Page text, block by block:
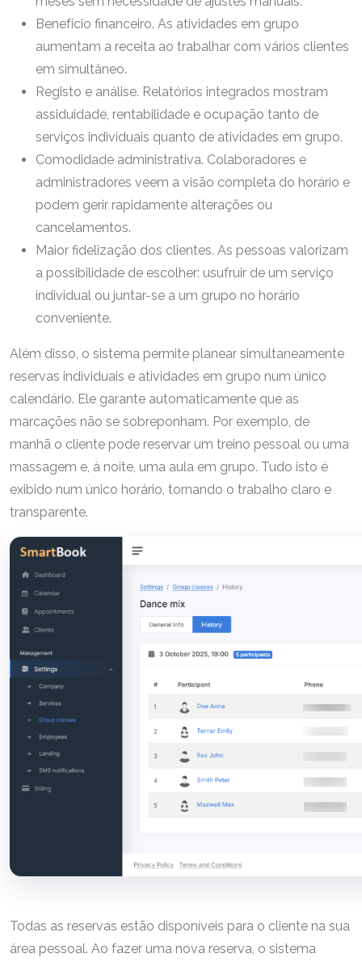
Benefício financeiro. As atividades em grupo
aumentam a receita ao trabalhar com vários clientes
em simultâneo.
Registo e análise. Relatórios integrados mostram
assiduidade, rentabilidade e ocupação tanto de
serviços individuais quanto de atividades em grupo.
Comodidade administrativa. Colaboradores e
administradores veem a visão completa do horário e
podem gerir rapidamente alterações ou
cancelamentos.
Maior fidelização dos clientes. As pessoas valorizam
a possibilidade de escolher: usufruir de um serviço
individual ou juntar-se a um grupo no horário
conveniente.
Além disso, o sistema permite planear simultaneamente
reservas individuais e atividades em grupo num único
calendário. Ele garante automaticamente que as
marcações não se sobreponham. Por exemplo, de
manhã o cliente pode reservar um treino pessoal ou uma
massagem e, à noite, uma aula em grupo. Tudo isto é
exibido num único horário, tornando o trabalho claro e
transparente.
Todas as reservas estão disponíveis para o cliente na sua
área pessoal. Ao fazer uma nova reserva, o sistema